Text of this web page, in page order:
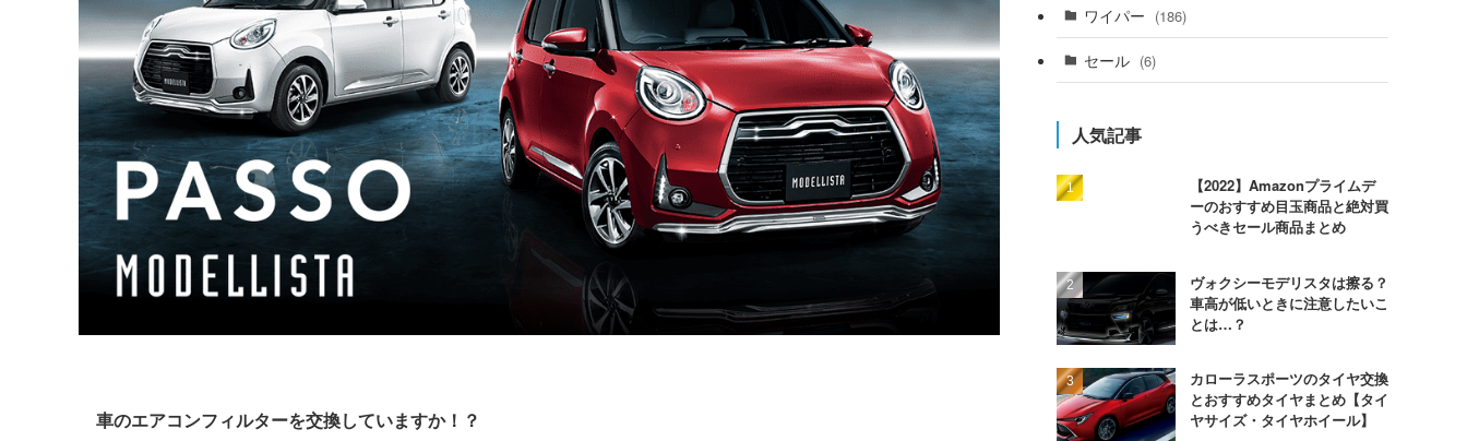
車のエアコンフィルターを交換していますか！？
ワイパー (186)
セール (6)
人気記事
【2022】Amazonプライムデ
ーのおすすめ目玉商品と絶対買
うべきセール商品まとめ
ヴォクシーモデリスタは擦る？
車高が低いときに注意したいこ
とは…？
カローラスポーツのタイヤ交換
とおすすめタイヤまとめ【タイ
ヤサイズ・タイヤホイール】